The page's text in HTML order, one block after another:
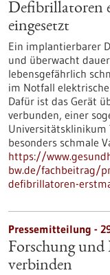
Defibrillatoren
eingesetzt
Ein implantierbarer
und überwacht
lebensgefährlich
im Notfall
Dafür ist das Gerät
verbunden, einer
Universitätsklinikum
besonders schmale
https://
bw.de/fachbeitrag/
defibrillatoren-
Pressemitteilung -
Forschung und
verbinden